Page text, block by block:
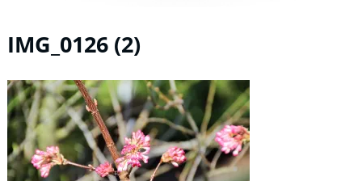
IMG_0126 (2)